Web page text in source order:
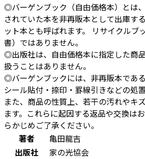
◎バーゲンブック（自由価格本）とは
されていた本を非再販本として出庫す
ット本とも呼ばれます。 リサイクルブ
書）ではありません。
◎出版社は、自由価格本に指定した商
扱うことはありません。
◎バーゲンブックには、非再販本であ
シール貼付・捺印・罫線引きなどの処
また、商品の性質上、若干の汚れやキ
ます。これらに起因する返品や交換は
らかじめご了承ください。
著者
亀田龍吉
出版社
家の光協会